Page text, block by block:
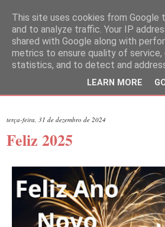
terça-feira, 31 de dezembro de 2024
Feliz 2025
This site uses cookies from Google
and to analyze traffic. Your IP
shared with Google along with
metrics to ensure quality of service,
statistics, and to detect and
LEARN MORE